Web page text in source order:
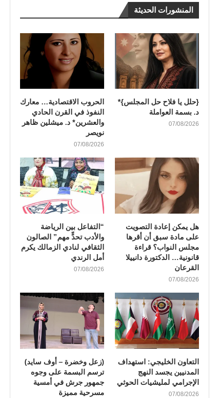
المنشورات الحديثة
{حلل يا فلاح حل المجلس}*
د. بسمة العواملة
07/08/2026
الحروب الاقتصادية… معارك
النفوذ في القرن الحادي
والعشرين* د. ميشلين ظاهر
نويصر
07/08/2026
هل يمكن إعادة التصويت
على مادة سبق أن أقرها
مجلس النواب؟ قراءة
قانونية… الدكتورة دانييلا
القرعان
07/08/2026
“التفاعل بين الرياضة
والأدب تحدٍّ مهم” الصالون
الثقافي لنادي الزمالك يكرم
أمل الرندي
07/08/2026
التعاون الخليجي: استهداف
المدنيين يجسد النهج
الإجرامي لمليشيات الحوثي
07/08/2026
(زعل وخضرة – أوف سايد)
ترسم البسمة على وجوه
جمهور جرش في أمسية
مسرحية مميزة